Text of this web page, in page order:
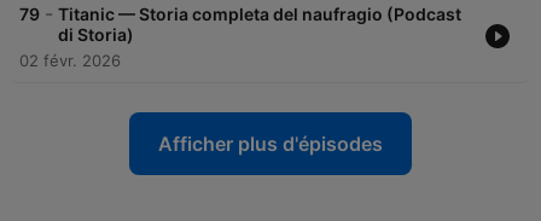
79 - Titanic — Storia completa del naufragio (Podcast
di Storia)
02 févr. 2026
Afficher plus d'épisodes